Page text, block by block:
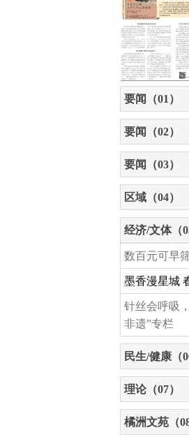
要闻（01）
要闻（02）
要闻（03）
区域（04）
经济/文体（
数百元可早
墨香漫星城
针丝会呼吸
非遗”专栏
民生/健康（
理论（07）
橘洲文苑（08